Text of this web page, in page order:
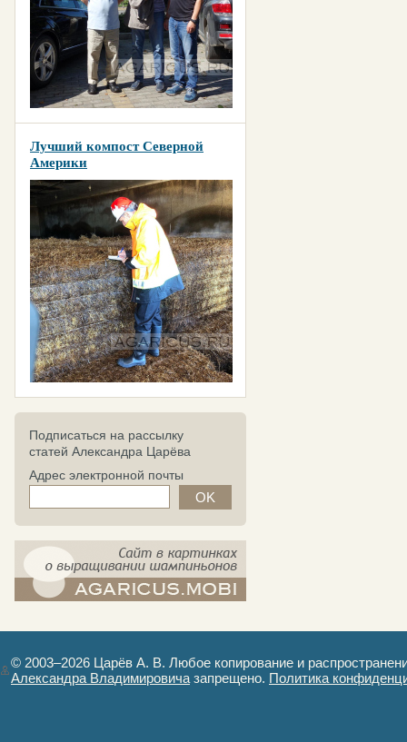
Лучший компост Северной
Америки
Подписаться на рассылку
статей Александра Царёва
Адрес электронной почты
© 2003–2026 Царёв А. В. Любое копирование и
Александра Владимировича запрещено. Политика
Авторизация